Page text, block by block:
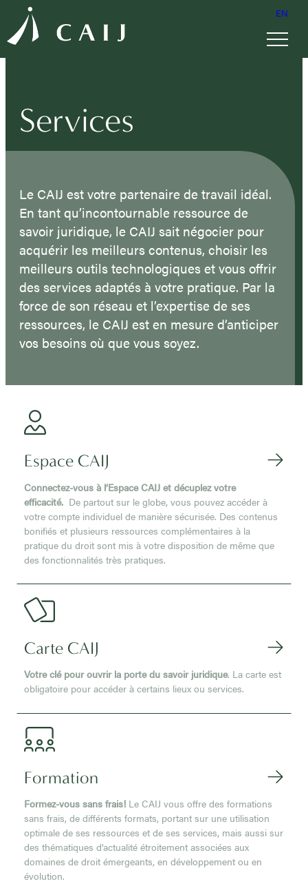
EN
Services
Le CAIJ est votre partenaire de travail idéal.
En tant qu’incontournable ressource de
savoir juridique, le CAIJ sait négocier pour
acquérir les meilleurs contenus, choisir les
meilleurs outils technologiques et vous offrir
des services adaptés à votre pratique. Par la
force de son réseau et l’expertise de ses
ressources, le CAIJ est en mesure d’anticiper
vos besoins où que vous soyez.
Espace CAIJ
Connectez-vous à l’Espace CAIJ et décuplez votre
efficacité. De partout sur le globe, vous pouvez accéder à
votre compte individuel de manière sécurisée. Des contenus
bonifiés et plusieurs ressources complémentaires à la
pratique du droit sont mis à votre disposition de même que
des fonctionnalités très pratiques.
Carte CAIJ
Votre clé pour ouvrir la porte du savoir juridique. La carte est
obligatoire pour accéder à certains lieux ou services.
Formation
Formez-vous sans frais! Le CAIJ vous offre des formations
sans frais, de différents formats, portant sur une utilisation
optimale de ses ressources et de ses services, mais aussi sur
des thématiques d’actualité étroitement associées aux
domaines de droit émergeants, en développement ou en
évolution.